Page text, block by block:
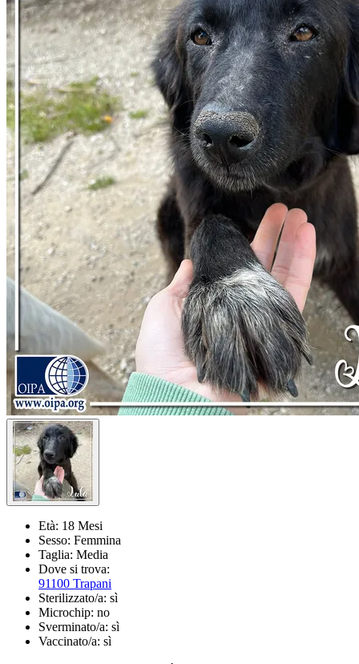
Età: 18 Mesi
Sesso: Femmina
Taglia: Media
Dove si trova:
91100 Trapani
Sterilizzato/a: sì
Microchip: no
Sverminato/a: sì
Vaccinato/a: sì